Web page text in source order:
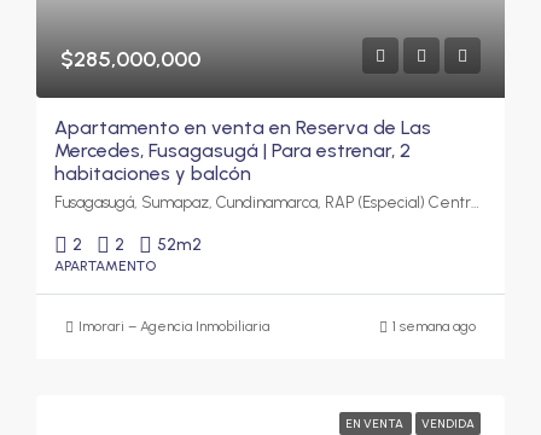
$285,000,000
Apartamento en venta en Reserva de Las
Mercedes, Fusagasugá | Para estrenar, 2
habitaciones y balcón
Fusagasugá, Sumapaz, Cundinamarca, RAP (Especial) Central, Colombia
2 2 52m2
APARTAMENTO
Imorari – Agencia Inmobiliaria 1 semana ago
EN VENTA VENDIDA